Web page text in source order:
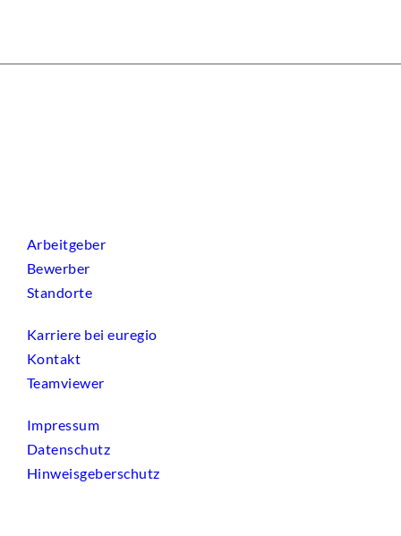
Arbeitgeber
Bewerber
Standorte
Karriere bei euregio
Kontakt
Teamviewer
Impressum
Datenschutz
Hinweisgeberschutz